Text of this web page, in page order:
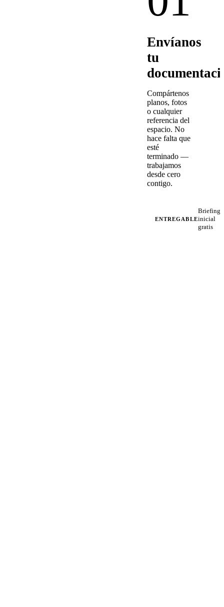
Envíanos
tu
Compártenos
planos, fotos
o cualquier
referencia del
espacio. No
hace falta que
esté
terminado —
trabajamos
desde cero
contigo.
ENTREGABLE
Briefing
inicial
gratis